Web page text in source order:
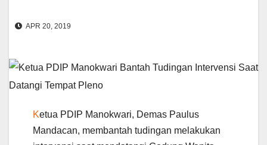
APR 20, 2019
Ketua PDIP Manokwari, Demas Paulus
Mandacan, membantah tudingan melakukan